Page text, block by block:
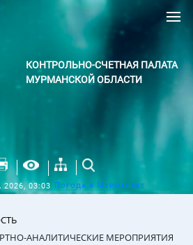
КОНТРОЛЬНО-СЧЕТНАЯ ПАЛАТА
МУРМАНСКОЙ ОБЛАСТИ
2026, 03:03 Погода в Мурманске
АНАЛИТИЧЕСКИЕ МЕРОПРИЯТИЯ